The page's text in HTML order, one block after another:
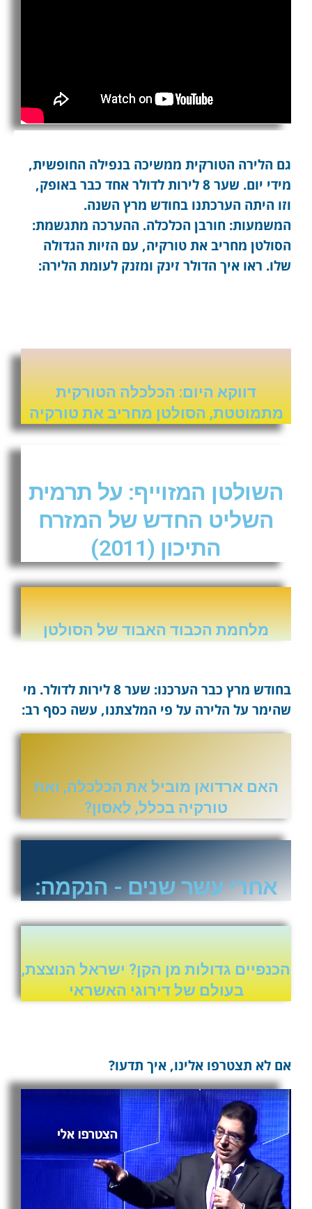
גם הלירה הטורקית ממשיכה בנפילה החופשית,
מידי יום. שער 8 לירות לדולר אחד כבר באופק,
וזו היתה הערכתנו בחודש מרץ השנה.
המשמעות: חורבן הכלכלה. ההערכה מתגשמת:
הסולטן מחריב את טורקיה, עם הזיות הגדולה
שלו. ראו איך הדולר זינק ומזנק לעומת הלירה:
דווקא היום: הכלכלה הטורקית
מתמוטטת, הסולטן מחריב את טורקיה
השולטן המזוייף: על תרמית
השליט החדש של המזרח
התיכון (2011)
מלחמת הכבוד האבוד של הסולטן
בחודש מרץ כבר הערכנו: שער 8 לירות לדולר. מי
שהימר על הלירה על פי המלצתנו, עשה כסף רב:
האם ארדואן מוביל את הכלכלה, ואת
טורקיה בכלל, לאסון?
אחרי עשר שנים - הנקמה:
הכנפיים גדולות מן הקן? ישראל הנוצצת,
בעולם של דירוגי האשראי
אם לא תצטרפו אלינו, איך תדעו?